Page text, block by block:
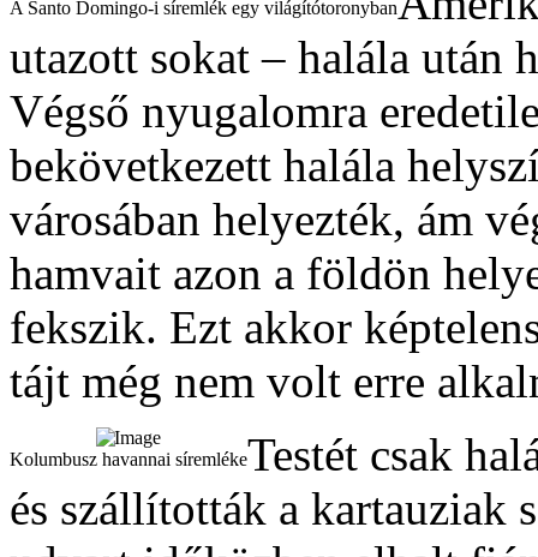
A Santo Domingo-i síremlék egy világítótoronyban
utazott sokat – halála után
Végső nyugalomra
bekövetkezett halála
városában helyezték, ám
hamvait azon a földön
fekszik. Ezt akkor
tájt még nem volt erre
Kolumbusz havannai síremlékeTestét csak
és szállították a kartauziak